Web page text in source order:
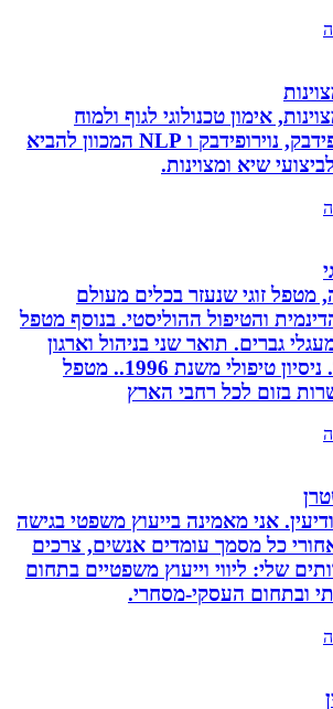
אימון טכנולוגי לגוף ולמוח
באמצעות ביופידבק, נוירופידבק ו NLP המכוון להביא
שיא ומצוינות.
זוגי שנעזר בכלים מעולם
והטיפול ההוליסטי. בנוסף מטפל
גברים. תואר שני בניהול וארגון
מערכות חינוך. ניסיון טיפולי משנת 1996.. מטפל
בזום לכל רחבי הארץ
אני מאמינה בייעוץ משפטי בגישה
כל מסמך עומדים אנשים, צרכים
שלי: ליווי וייעוץ משפטיים בתחום
העסקי-מסחרי.